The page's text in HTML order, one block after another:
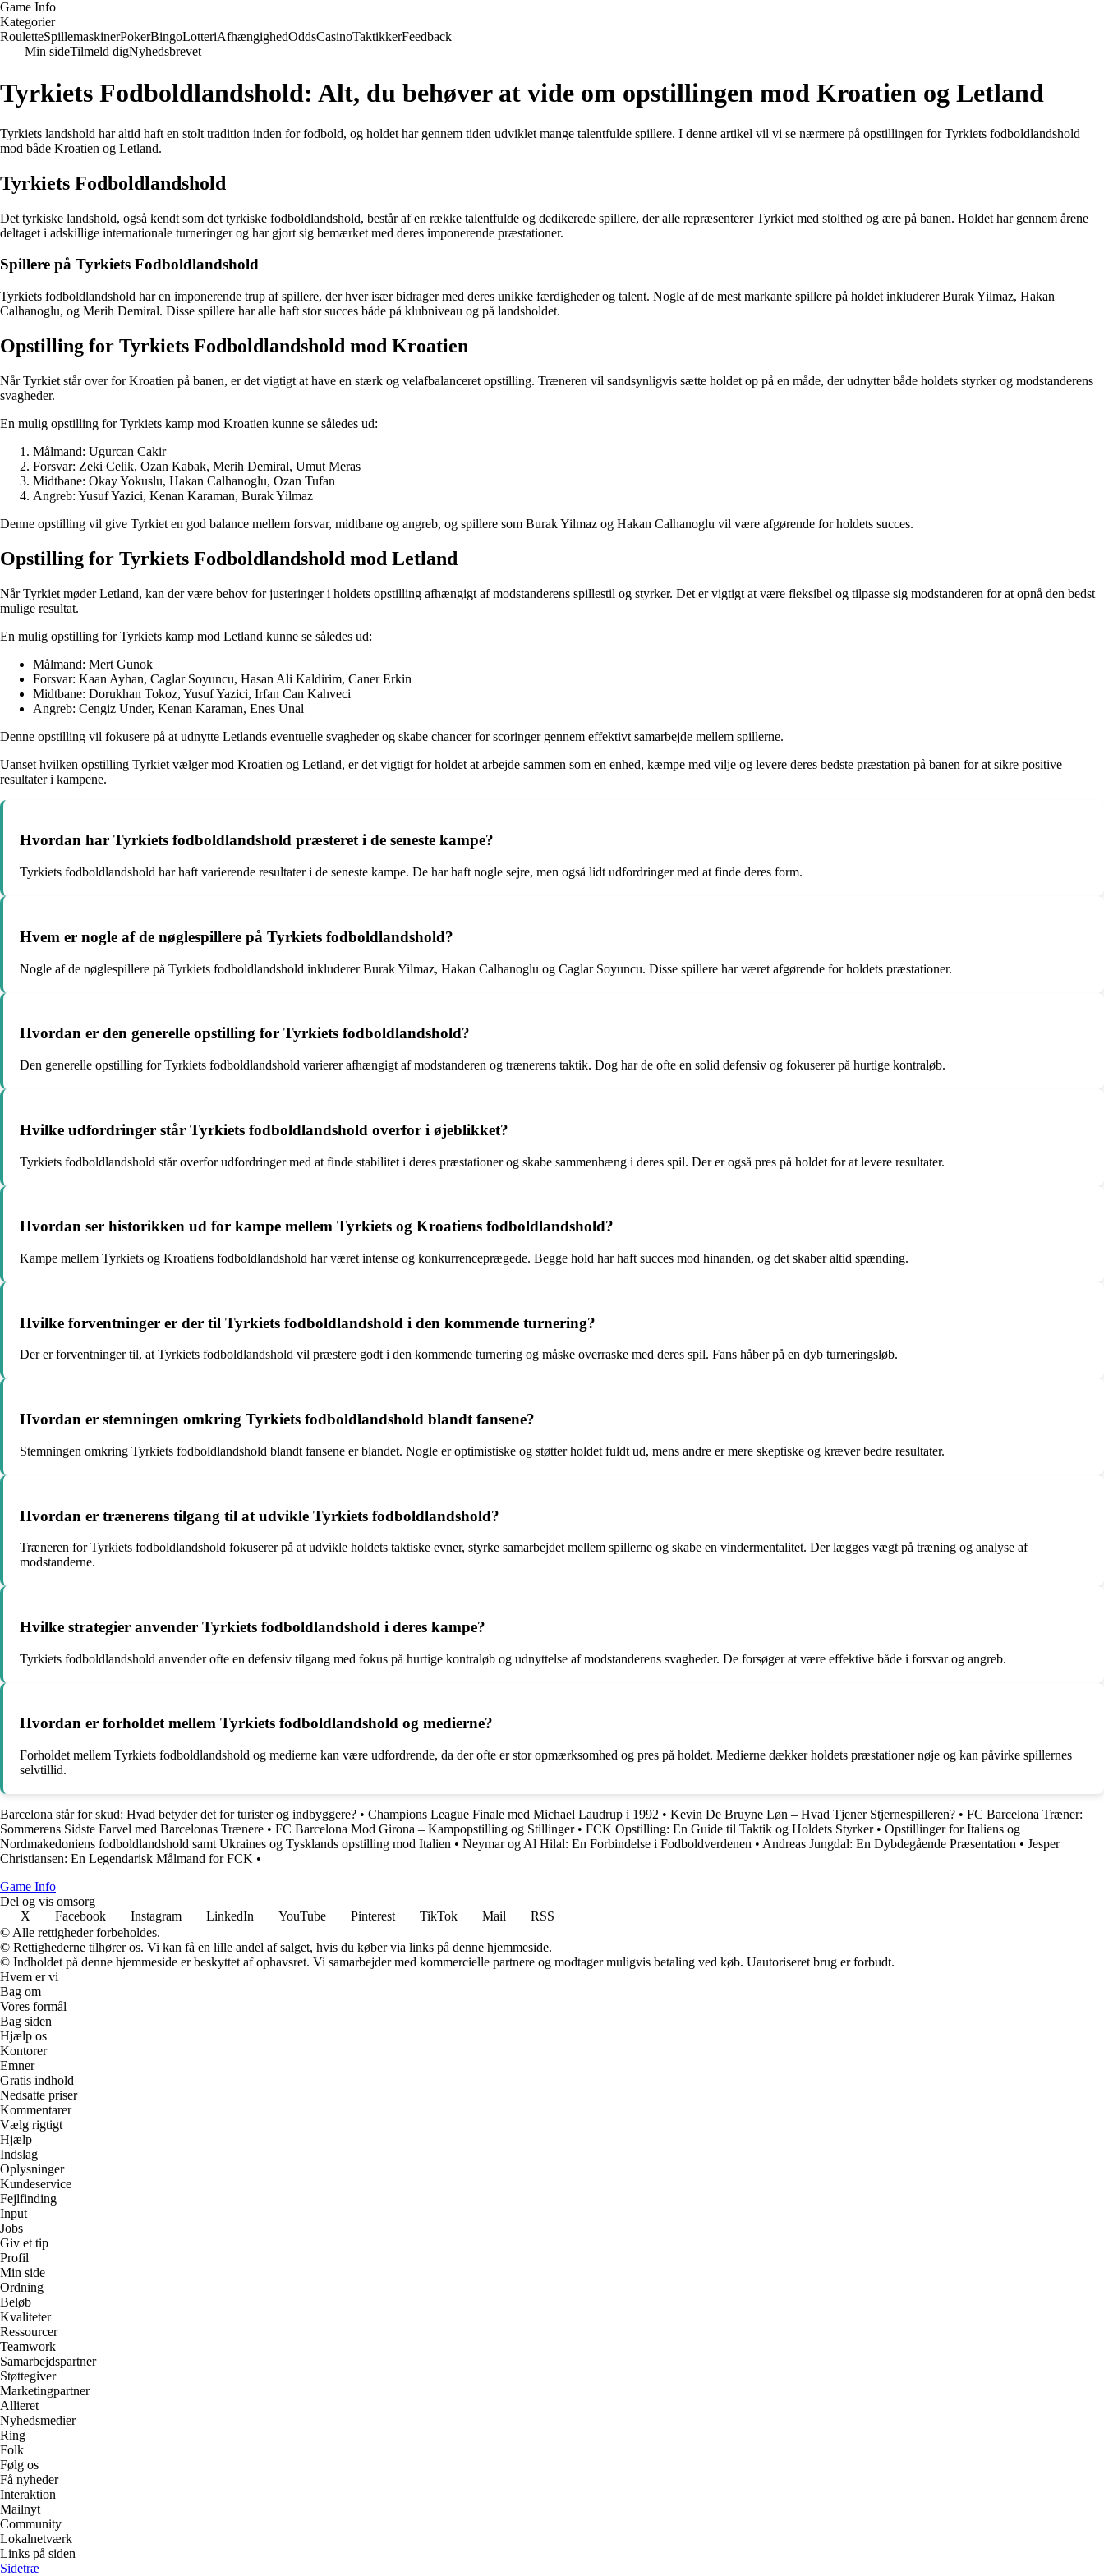
Game Info
Kategorier
RouletteSpillemaskinerPokerBingoLotteriAfhængighedOddsCasinoTaktikkerFeedback
Min sideTilmeld digNyhedsbrevet
Tyrkiets Fodboldlandshold: Alt, du behøver at vide om opstillingen mod Kroatien og Letland
Tyrkiets landshold har altid haft en stolt tradition inden for fodbold, og holdet har gennem tiden udviklet mange talentfulde spillere. I denne artikel vil vi se nærmere på opstillingen for Tyrkiets fodboldlandshold
mod både Kroatien og Letland.
Tyrkiets Fodboldlandshold
Det tyrkiske landshold, også kendt som det tyrkiske fodboldlandshold, består af en række talentfulde og dedikerede spillere, der alle repræsenterer Tyrkiet med stolthed og ære på banen. Holdet har gennem årene
deltaget i adskillige internationale turneringer og har gjort sig bemærket med deres imponerende præstationer.
Spillere på Tyrkiets Fodboldlandshold
Tyrkiets fodboldlandshold har en imponerende trup af spillere, der hver især bidrager med deres unikke færdigheder og talent. Nogle af de mest markante spillere på holdet inkluderer Burak Yilmaz, Hakan
Calhanoglu, og Merih Demiral. Disse spillere har alle haft stor succes både på klubniveau og på landsholdet.
Opstilling for Tyrkiets Fodboldlandshold mod Kroatien
Når Tyrkiet står over for Kroatien på banen, er det vigtigt at have en stærk og velafbalanceret opstilling. Træneren vil sandsynligvis sætte holdet op på en måde, der udnytter både holdets styrker og modstanderens
svagheder.
En mulig opstilling for Tyrkiets kamp mod Kroatien kunne se således ud:
Målmand: Ugurcan Cakir
Forsvar: Zeki Celik, Ozan Kabak, Merih Demiral, Umut Meras
Midtbane: Okay Yokuslu, Hakan Calhanoglu, Ozan Tufan
Angreb: Yusuf Yazici, Kenan Karaman, Burak Yilmaz
Denne opstilling vil give Tyrkiet en god balance mellem forsvar, midtbane og angreb, og spillere som Burak Yilmaz og Hakan Calhanoglu vil være afgørende for holdets succes.
Opstilling for Tyrkiets Fodboldlandshold mod Letland
Når Tyrkiet møder Letland, kan der være behov for justeringer i holdets opstilling afhængigt af modstanderens spillestil og styrker. Det er vigtigt at være fleksibel og tilpasse sig modstanderen for at opnå den bedst
mulige resultat.
En mulig opstilling for Tyrkiets kamp mod Letland kunne se således ud:
Målmand: Mert Gunok
Forsvar: Kaan Ayhan, Caglar Soyuncu, Hasan Ali Kaldirim, Caner Erkin
Midtbane: Dorukhan Tokoz, Yusuf Yazici, Irfan Can Kahveci
Angreb: Cengiz Under, Kenan Karaman, Enes Unal
Denne opstilling vil fokusere på at udnytte Letlands eventuelle svagheder og skabe chancer for scoringer gennem effektivt samarbejde mellem spillerne.
Uanset hvilken opstilling Tyrkiet vælger mod Kroatien og Letland, er det vigtigt for holdet at arbejde sammen som en enhed, kæmpe med vilje og levere deres bedste præstation på banen for at sikre positive
resultater i kampene.
Hvordan har Tyrkiets fodboldlandshold præsteret i de seneste kampe?
Tyrkiets fodboldlandshold har haft varierende resultater i de seneste kampe. De har haft nogle sejre, men også lidt udfordringer med at finde deres form.
Hvem er nogle af de nøglespillere på Tyrkiets fodboldlandshold?
Nogle af de nøglespillere på Tyrkiets fodboldlandshold inkluderer Burak Yilmaz, Hakan Calhanoglu og Caglar Soyuncu. Disse spillere har været afgørende for holdets præstationer.
Hvordan er den generelle opstilling for Tyrkiets fodboldlandshold?
Den generelle opstilling for Tyrkiets fodboldlandshold varierer afhængigt af modstanderen og trænerens taktik. Dog har de ofte en solid defensiv og fokuserer på hurtige kontraløb.
Hvilke udfordringer står Tyrkiets fodboldlandshold overfor i øjeblikket?
Tyrkiets fodboldlandshold står overfor udfordringer med at finde stabilitet i deres præstationer og skabe sammenhæng i deres spil. Der er også pres på holdet for at levere resultater.
Hvordan ser historikken ud for kampe mellem Tyrkiets og Kroatiens fodboldlandshold?
Kampe mellem Tyrkiets og Kroatiens fodboldlandshold har været intense og konkurrenceprægede. Begge hold har haft succes mod hinanden, og det skaber altid spænding.
Hvilke forventninger er der til Tyrkiets fodboldlandshold i den kommende turnering?
Der er forventninger til, at Tyrkiets fodboldlandshold vil præstere godt i den kommende turnering og måske overraske med deres spil. Fans håber på en dyb turneringsløb.
Hvordan er stemningen omkring Tyrkiets fodboldlandshold blandt fansene?
Stemningen omkring Tyrkiets fodboldlandshold blandt fansene er blandet. Nogle er optimistiske og støtter holdet fuldt ud, mens andre er mere skeptiske og kræver bedre resultater.
Hvordan er trænerens tilgang til at udvikle Tyrkiets fodboldlandshold?
Træneren for Tyrkiets fodboldlandshold fokuserer på at udvikle holdets taktiske evner, styrke samarbejdet mellem spillerne og skabe en vindermentalitet. Der lægges vægt på træning og analyse af
modstanderne.
Hvilke strategier anvender Tyrkiets fodboldlandshold i deres kampe?
Tyrkiets fodboldlandshold anvender ofte en defensiv tilgang med fokus på hurtige kontraløb og udnyttelse af modstanderens svagheder. De forsøger at være effektive både i forsvar og angreb.
Hvordan er forholdet mellem Tyrkiets fodboldlandshold og medierne?
Forholdet mellem Tyrkiets fodboldlandshold og medierne kan være udfordrende, da der ofte er stor opmærksomhed og pres på holdet. Medierne dækker holdets præstationer nøje og kan påvirke spillernes
selvtillid.
Barcelona står for skud: Hvad betyder det for turister og indbyggere? • Champions League Finale med Michael Laudrup i 1992 • Kevin De Bruyne Løn – Hvad Tjener Stjernespilleren? • FC Barcelona Træner:
Sommerens Sidste Farvel med Barcelonas Trænere • FC Barcelona Mod Girona – Kampopstilling og Stillinger• FCK Opstilling: En Guide til Taktik og Holdets Styrker• Opstillinger for Italiens og
Nordmakedoniens fodboldlandshold samt Ukraines og Tysklands opstilling mod Italien • Neymar og Al Hilal: En Forbindelse i Fodboldverdenen • Andreas Jungdal: En Dybdegående Præsentation • Jesper
Christiansen: En Legendarisk Målmand for FCK •
Game Info
Del og vis omsorg
X
Facebook Instagram LinkedIn YouTube Pinterest TikTok Mail
RSS
© Alle rettigheder forbeholdes.
© Rettighederne tilhører os. Vi kan få en lille andel af salget, hvis du køber via links på denne hjemmeside.
© Indholdet på denne hjemmeside er beskyttet af ophavsret. Vi samarbejder med kommercielle partnere og modtager muligvis betaling ved køb. Uautoriseret brug er forbudt.
Hvem er vi
Bag om
Vores formål
Bag siden
Hjælp os
Kontorer
Emner
Gratis indhold
Nedsatte priser
Kommentarer
Vælg rigtigt
Hjælp
Indslag
Oplysninger
Kundeservice
Fejlfinding
Input
Jobs
Giv et tip
Profil
Min side
Ordning
Beløb
Kvaliteter
Ressourcer
Teamwork
Samarbejdspartner
Støttegiver
Marketingpartner
Allieret
Nyhedsmedier
Ring
Folk
Følg os
Få nyheder
Interaktion
Mailnyt
Community
Lokalnetværk
Links på siden
Sidetræ